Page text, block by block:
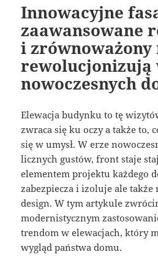
Innowacyjne
zaawansowane
i zrównoważony
rewolucjonizują
nowoczesnych
Elewacja budynku to tę
zwraca się ku oczy a także to,
się w umysł. W erze
licznych gustów, front staje
elementem projektu każdego
zabezpiecza i izoluje ale także
design. W tym artykule
modernistycznym
trendom w elewacjach, który
wygląd państwa domu.